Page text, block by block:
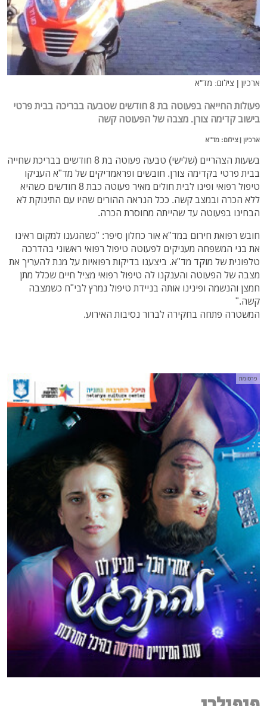
ארכיון | צילום: מד"א
פעולות החייאה בפעוטה בת 8 חודשים שטבעה בבריכה בבית פרטי
בישוב קדימה צורן. מצבה של הפעוטה קשה
ארכיון | צילום: מד"א
בשעות הצהריים (שלישי) טבעה פעוטה בת 8 חודשים בבריכת שחייה
בבית פרטי בקדימה צורן. חובשים ופראמדיקים של מד"א העניקו
טיפול רפואי ופינו לבית חולים מאיר פעוטה כבת 8 חודשים כשהיא
ללא הכרה ובמצב קשה. ככל הנראה ההורים שהיו עם התינוקת לא
הבחינו בפעוטה עד שהייתה מחוסרת הכרה.
חובש רפואת חירום במד"א אור כחלון סיפר: "כשהגענו למקום ראינו
את בני המשפחה מעניקים לפעוטה טיפול רפואי ראשוני בהדרכה
טלפונית של מוקד מד"א. ביצענו בדיקות רפואיות על מנת להעריך את
מצבה של הפעוטה והענקנו לה טיפול רפואי מציל חיים שכלל מתן
חמצן והנשמה ופינינו אותה בניידת טיפול נמרץ לבי"ח כשמצבה
קשה."
המשטרה פתחה בחקירה לברור נסיבות האירוע.
פרסומת